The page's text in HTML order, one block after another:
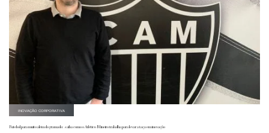
INOVAÇÃO CORPORATIVA
Futebol para muito além do gramado: saiba como o Atlético Mineiro trabalha para levar a taça em inovação